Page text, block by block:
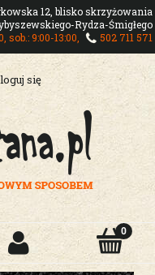
12, blisko skrzyżowania
Rydza-Śmigłego
sob.: 9:00-13:00,
502 711 571
się